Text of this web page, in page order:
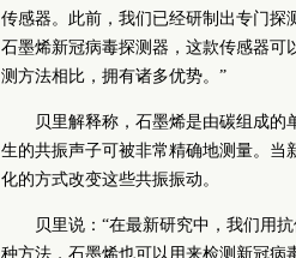
传感器。此前，我们已经研制出专门探
石墨烯新冠病毒探测器，这款传感器可
测方法相比，拥有诸多优势。”
贝里解释称，石墨烯是由碳组成
生的共振声子可被非常精确地测量。当
化的方式改变这些共振振动。
贝里说：“在最新研究中，我们用
种方法，石墨烯也可以用来检测新冠病